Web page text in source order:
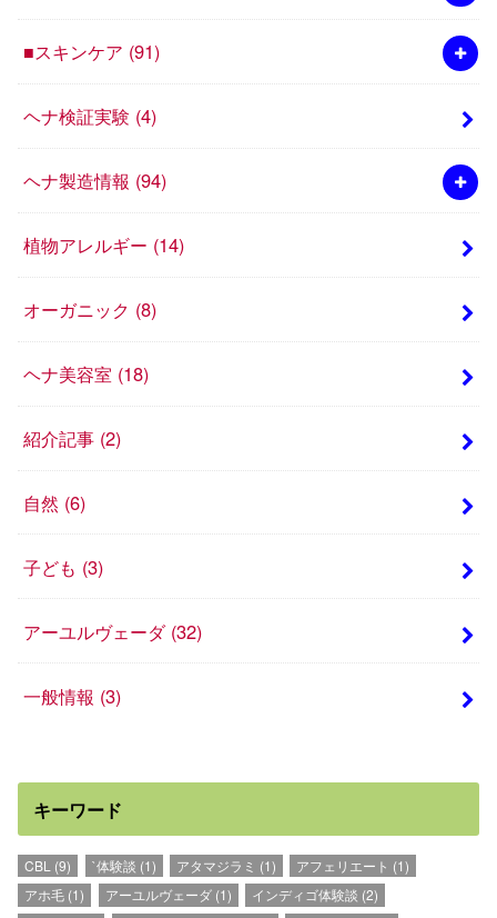
■スキンケア (91)
ヘナ検証実験 (4)
ヘナ製造情報 (94)
植物アレルギー (14)
オーガニック (8)
ヘナ美容室 (18)
紹介記事 (2)
自然 (6)
子ども (3)
アーユルヴェーダ (32)
一般情報 (3)
キーワード
CBL (9) `体験談 (1) アタマジラミ (1) アフェリエート (1)
アホ毛 (1) アーユルヴェーダ(1) インディゴ体験談 (2)